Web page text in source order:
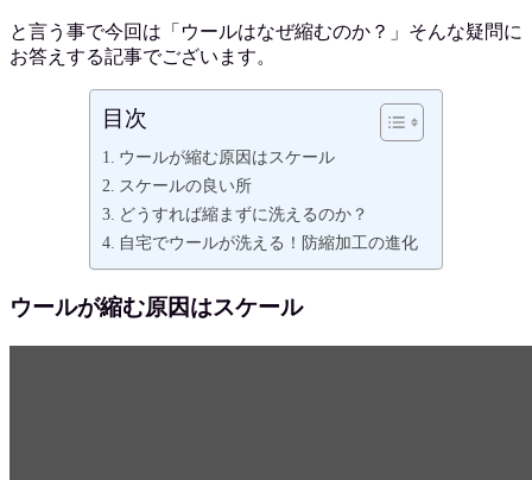
と言う事で今回は「ウールはなぜ縮むのか？」そんな疑問に
お答えする記事でございます。
目次
ウールが縮む原因はスケール
スケールの良い所
どうすれば縮まずに洗えるのか？
自宅でウールが洗える！防縮加工の進化
ウールが縮む原因はスケール